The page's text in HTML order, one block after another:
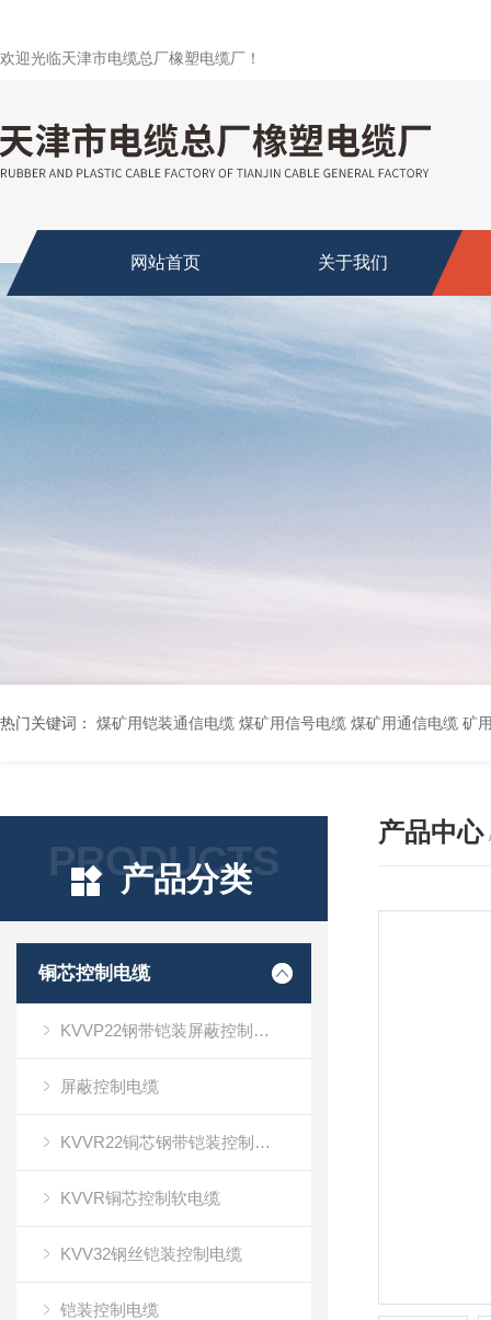
欢迎光临天津市电缆总厂橡塑电缆厂！
网站首页 关于我们
热门关键词： 煤矿用铠装通信电缆 煤矿用信号电缆 煤矿用通信电缆 矿用阻燃通信电缆 矿用监控电缆 矿用通信电缆 橡套软电缆YZ-3*1.5+1 YCW橡胶电缆3*10+1*6 船用橡套软电缆CEFR-3*2.5 煤矿用移动橡套软电缆MY3*4+1*4
PRODUCTS
产品分类
铜芯控制电缆
KVVP22钢带铠装屏蔽控制电缆
屏蔽控制电缆
KVVR22铜芯钢带铠装控制软电缆
KVVR铜芯控制软电缆
KVV32钢丝铠装控制电缆
铠装控制电缆
产品中心